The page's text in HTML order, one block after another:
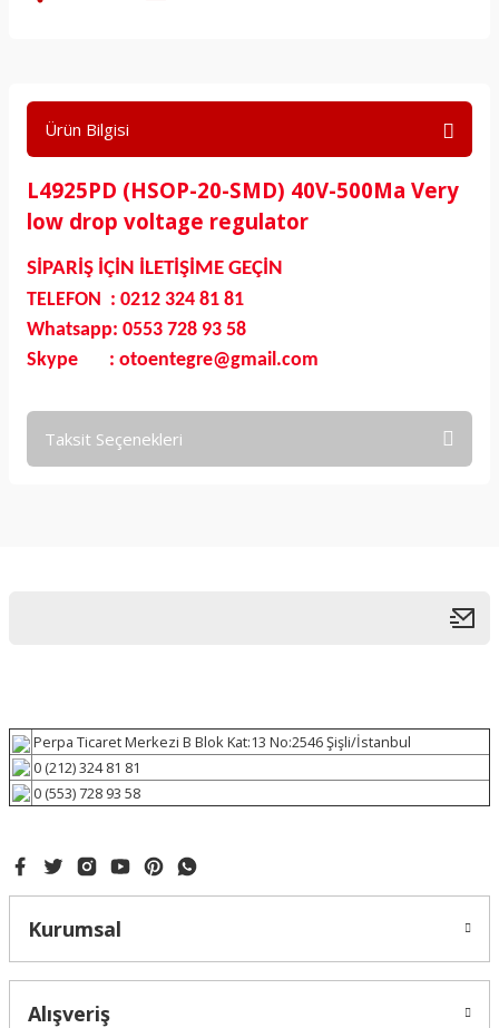
Ürün Bilgisi
L4925PD (HSOP-20-SMD) 40V-500Ma Very
low drop voltage regulator
SİPARİŞ İÇİN İLETİŞİME GEÇİN
TELEFON : 0212 324 81 81
Whatsapp: 0553 728 93 58
Skype : otoentegre@gmail.com
Taksit Seçenekleri
Perpa Ticaret Merkezi B Blok Kat:13 No:2546 Şişli/İstanbul
0 (212) 324 81 81
0 (553) 728 93 58
Kurumsal
Alışveriş